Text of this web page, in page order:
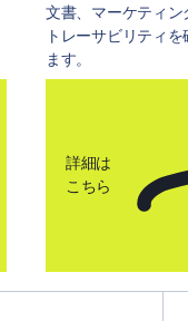
文書、マーケティ
トレーサビリティ
ます。
詳細は
こちら